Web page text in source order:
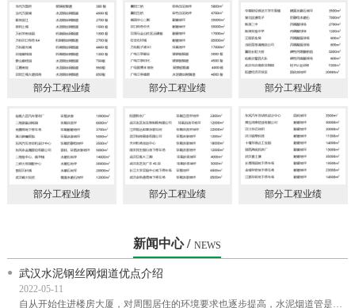
部分工程业绩 部分工程业绩 部分工程业绩
部分工程业绩 部分工程业绩 部分工程业绩
新闻中心 / NEWS
武汉水泥钢丝网烟道优点介绍
2022-05-11
自从开始住进楼房大厦，对周围居住的环境要求也逐步提高，水泥烟道管是一种安装在室内的...